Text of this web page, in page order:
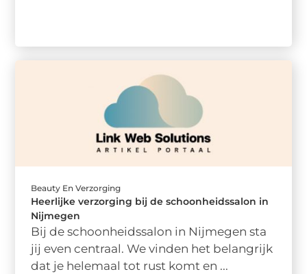
Beauty En Verzorging
Heerlijke verzorging bij de schoonheidssalon in
Nijmegen
Bij de schoonheidssalon in Nijmegen sta
jij even centraal. We vinden het belangrijk
dat je helemaal tot rust komt en ...